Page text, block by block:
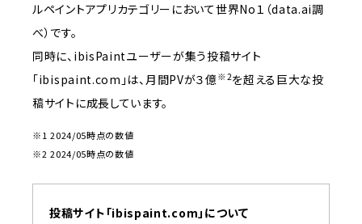
ルペイントアプリカテゴリーにおいて世界No１（data.ai調
べ）です。
同時に、ibisPaintユーザーが集う投稿サイト
「ibispaint.com」は、月間PVが３億※2を超える巨大な投
稿サイトに成長しています。
※1 2024/05時点の数値
※2 2024/05時点の数値
投稿サイト「ibispaint.com」について